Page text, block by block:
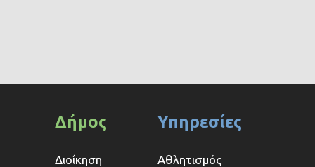
Δήμος
Διοίκηση
Υπηρεσίες
Αθλητισμός